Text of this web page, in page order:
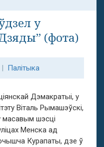
у
(фота)
Палітыка
Дэмакратыі, у
Віталь Рымашэўскі,
масавым шэсці
Менска ад
Курапаты, дзе ў